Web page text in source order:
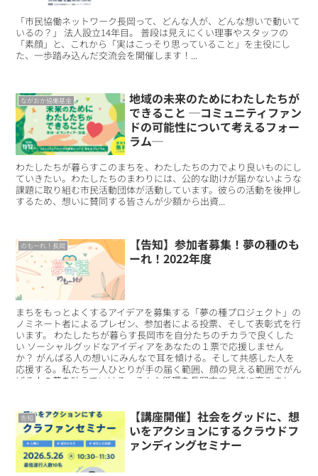
「市民協働ネットワーク長岡って、どんな人が、どんな想いで動いて
いるの？」 法人設立14年目。 普段は見えにくい理事やスタッフの
「素顔」と、これから「実はこっそり思っていること」を主役にし
た、一歩踏み込んだ交流会を開催します！...
ながおか協働基金
地域の未来のためにわたしたちが
できること ─コミュニティファン
ドの可能性について考えるフォー
ラム─
わたしたちが暮らすこのまちを、わたしたちの力でより良いものにし
ていきたい。わたしたちのまわりには、公的な助けが届かないような
課題に取り組む市民活動団体が活動しています。彼らの活動を後押し
するため、想いに賛同する皆さんが少額から出資...
のもーれ！長岡
【告知】参加者募集！夢の種のも
ーれ！2022年度
まちをもっとよくするアイデアを募集する「夢の種プロジェクト」の
ノミネート者によるプレゼン、参加者による投票、そして表彰式を行
います。 わたしたちが暮らす長岡市を自分たちのチカラで良くした
い ソーシャルグッドなアイディアをあなたの１票で応援しません
か？ がんばる人の想いにみんなで耳を傾ける。そして共感した人を
応援する。私たち一人ひとりが手の届く範囲、顔の見える範囲でがん
ばる人の夢を叶えていける。そんな循環を長岡市で一緒に育みましょ
告知
【講座開催】社会をグッドに、想
いをアクションにするクラウドフ
ァンディングセミナー